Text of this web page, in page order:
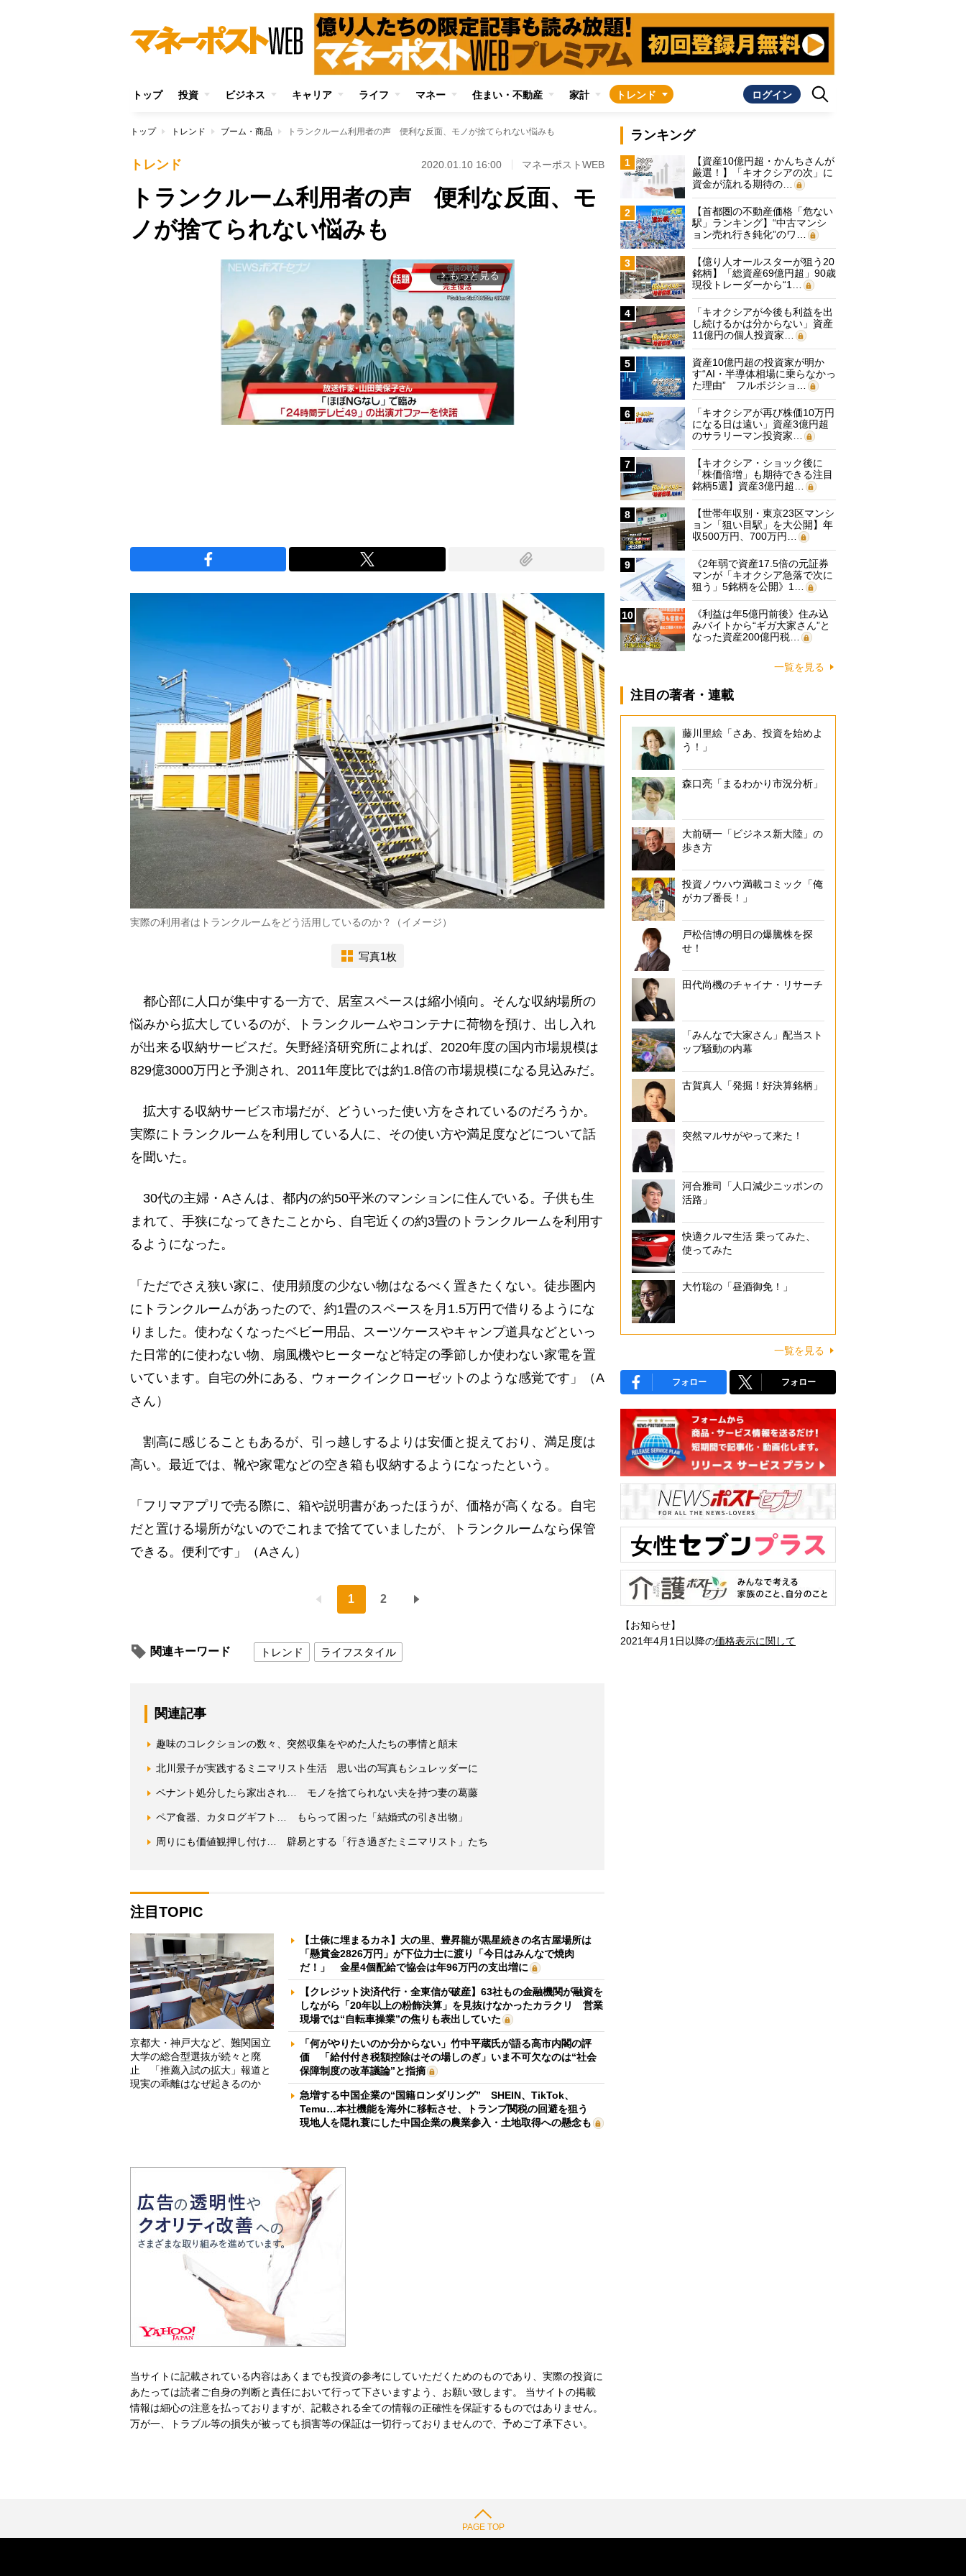
トップ 投資 ビジネス キャリア ライフ マネー 住まい・不動産 家計 トレンド ログイン
トップ トレンド ブーム・商品 トランクルーム利用者の声 便利な反面、モノが捨てられない悩みも
トレンド 2020.01.10 16:00 マネーポストWEB
トランクルーム利用者の声 便利な反面、モ
ノが捨てられない悩みも
arrow_forward_ios もっと見る
実際の利用者はトランクルームをどう活用しているのか？（イメージ）
写真1枚
都心部に人口が集中する一方で、居室スペースは縮小傾向。そんな収納場所の
悩みから拡大しているのが、トランクルームやコンテナに荷物を預け、出し入れ
が出来る収納サービスだ。矢野経済研究所によれば、2020年度の国内市場規模は
829億3000万円と予測され、2011年度比では約1.8倍の市場規模になる見込みだ。
拡大する収納サービス市場だが、どういった使い方をされているのだろうか。
実際にトランクルームを利用している人に、その使い方や満足度などについて話
を聞いた。
30代の主婦・Aさんは、都内の約50平米のマンションに住んでいる。子供も生
まれて、手狭になってきたことから、自宅近くの約3畳のトランクルームを利用す
るようになった。
「ただでさえ狭い家に、使用頻度の少ない物はなるべく置きたくない。徒歩圏内
にトランクルームがあったので、約1畳のスペースを月1.5万円で借りるようにな
りました。使わなくなったベビー用品、スーツケースやキャンプ道具などといっ
た日常的に使わない物、扇風機やヒーターなど特定の季節しか使わない家電を置
いています。自宅の外にある、ウォークインクローゼットのような感覚です」（A
さん）
割高に感じることもあるが、引っ越しするよりは安価と捉えており、満足度は
高い。最近では、靴や家電などの空き箱も収納するようになったという。
「フリマアプリで売る際に、箱や説明書があったほうが、価格が高くなる。自宅
だと置ける場所がないのでこれまで捨てていましたが、トランクルームなら保管
できる。便利です」（Aさん）
1 2
関連キーワード トレンド ライフスタイル
関連記事
趣味のコレクションの数々、突然収集をやめた人たちの事情と顛末
北川景子が実践するミニマリスト生活 思い出の写真もシュレッダーに
ペナント処分したら家出され… モノを捨てられない夫を持つ妻の葛藤
ペア食器、カタログギフト… もらって困った「結婚式の引き出物」
周りにも価値観押し付け… 辟易とする「行き過ぎたミニマリスト」たち
注目TOPIC
京都大・神戸大など、難関国立
大学の総合型選抜が続々と廃
止 「推薦入試の拡大」報道と
現実の乖離はなぜ起きるのか
【土俵に埋まるカネ】大の里、豊昇龍が黒星続きの名古屋場所は
「懸賞金2826万円」が下位力士に渡り「今日はみんなで焼肉
だ！」 金星4個配給で協会は年96万円の支出増に
【クレジット決済代行・全東信が破産】63社もの金融機関が融資を
しながら「20年以上の粉飾決算」を見抜けなかったカラクリ 営業
現場では“自転車操業”の焦りも表出していた
「何がやりたいのか分からない」竹中平蔵氏が語る高市内閣の評
価 「給付付き税額控除はその場しのぎ」いま不可欠なのは“社会
保障制度の改革議論”と指摘
急増する中国企業の“国籍ロンダリング” SHEIN、TikTok、
Temu…本社機能を海外に移転させ、トランプ関税の回避を狙う
現地人を隠れ蓑にした中国企業の農業参入・土地取得への懸念も
当サイトに記載されている内容はあくまでも投資の参考にしていただくためのものであり、実際の投資に
あたっては読者ご自身の判断と責任において行って下さいますよう、お願い致します。 当サイトの掲載
情報は細心の注意を払っておりますが、記載される全ての情報の正確性を保証するものではありません。
万が一、トラブル等の損失が被っても損害等の保証は一切行っておりませんので、予めご了承下さい。
ランキング
1
【資産10億円超・かんちさんが
厳選！】「キオクシアの次」に
資金が流れる期待の…
2
【首都圏の不動産価格「危ない
駅」ランキング】“中古マンシ
ョン売れ行き鈍化”のワ…
3
【億り人オールスターが狙う20
銘柄】「総資産69億円超」90歳
現役トレーダーから“1…
4
「キオクシアが今後も利益を出
し続けるかは分からない」資産
11億円の個人投資家…
5
資産10億円超の投資家が明か
す“AI・半導体相場に乗らなかっ
た理由” フルポジショ…
6
「キオクシアが再び株価10万円
になる日は遠い」資産3億円超
のサラリーマン投資家…
7
【キオクシア・ショック後に
「株価倍増」も期待できる注目
銘柄5選】資産3億円超…
8
【世帯年収別・東京23区マンシ
ョン「狙い目駅」を大公開】年
収500万円、700万円…
9
《2年弱で資産17.5倍の元証券
マンが「キオクシア急落で次に
狙う」5銘柄を公開》1…
10
《利益は年5億円前後》住み込
みバイトから“ギガ大家さん”と
なった資産200億円税…
一覧を見る
注目の著者・連載
藤川里絵「さあ、投資を始めよ
う！」
森口亮「まるわかり市況分析」
大前研一「ビジネス新大陸」の
歩き方
投資ノウハウ満載コミック「俺
がカブ番長！」
戸松信博の明日の爆騰株を探
せ！
田代尚機のチャイナ・リサーチ
「みんなで大家さん」配当スト
ップ騒動の内幕
古賀真人「発掘！好決算銘柄」
突然マルサがやって来た！
河合雅司「人口減少ニッポンの
活路」
快適クルマ生活 乗ってみた、
使ってみた
大竹聡の「昼酒御免！」
一覧を見る
フォロー フォロー
【お知らせ】
2021年4月1日以降の価格表示に関して
PAGE TOP